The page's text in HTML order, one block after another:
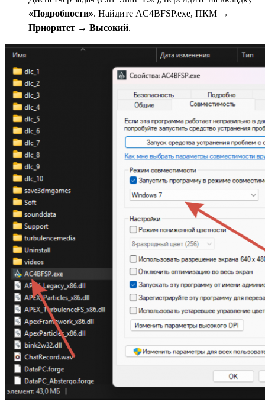
«Подробности». Найдите AC4BFSP.exe, ПКМ →
Приоритет → Высокий.